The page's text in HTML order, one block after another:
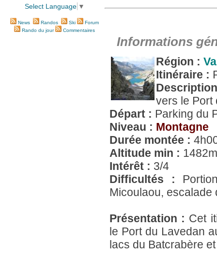
Select Language ▼
News Randos Ski
Forum
Rando du jour
Commentaires
Informations
Région :
Itinéraire :
vers le Port
Départ : Parking du
Niveau : Montagne
Durée montée :
Altitude min :
Intérêt : 3/4
Difficultés :
Micoulaou, escalade
Présentation : Cet
le Port du Lavedan
lacs du Batcrabère